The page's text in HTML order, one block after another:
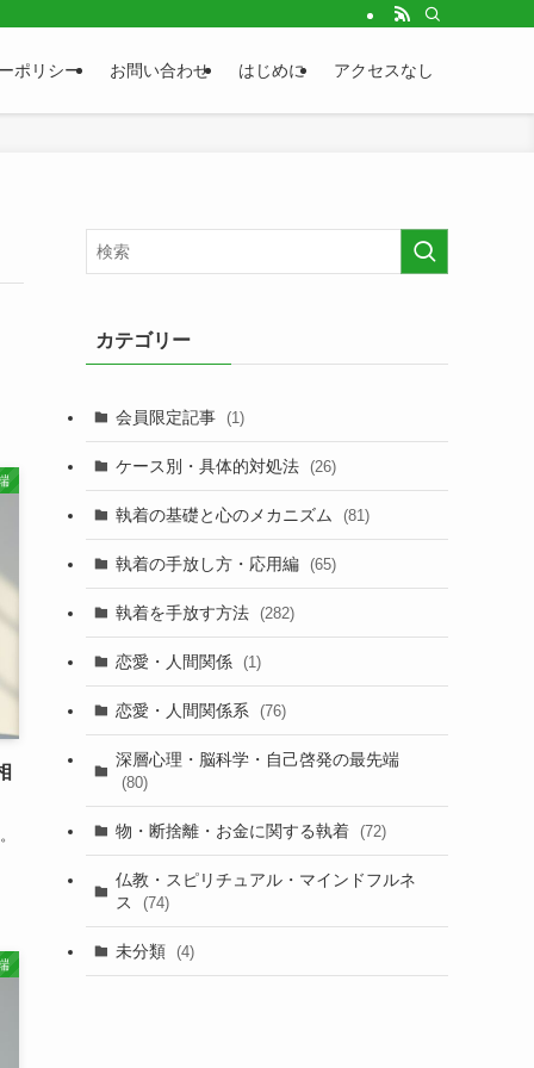
ポリシー お問い合わせ はじめに アクセスなし
カテゴリー
会員限定記事 (1)
ケース別・具体的対処法 (26)
執着の基礎と心のメカニズム (81)
執着の手放し方・応用編 (65)
執着を手放す方法 (282)
恋愛・人間関係 (1)
恋愛・人間関係系 (76)
深層心理・脳科学・自己啓発の最先端
(80)
物・断捨離・お金に関する執着 (72)
仏教・スピリチュアル・マインドフルネ
ス
(74)
未分類 (4)